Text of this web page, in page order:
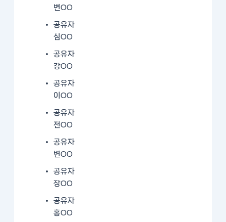
변OO
공유자
심OO
공유자
강OO
공유자
이OO
공유자
전OO
공유자
변OO
공유자
장OO
공유자
홍OO